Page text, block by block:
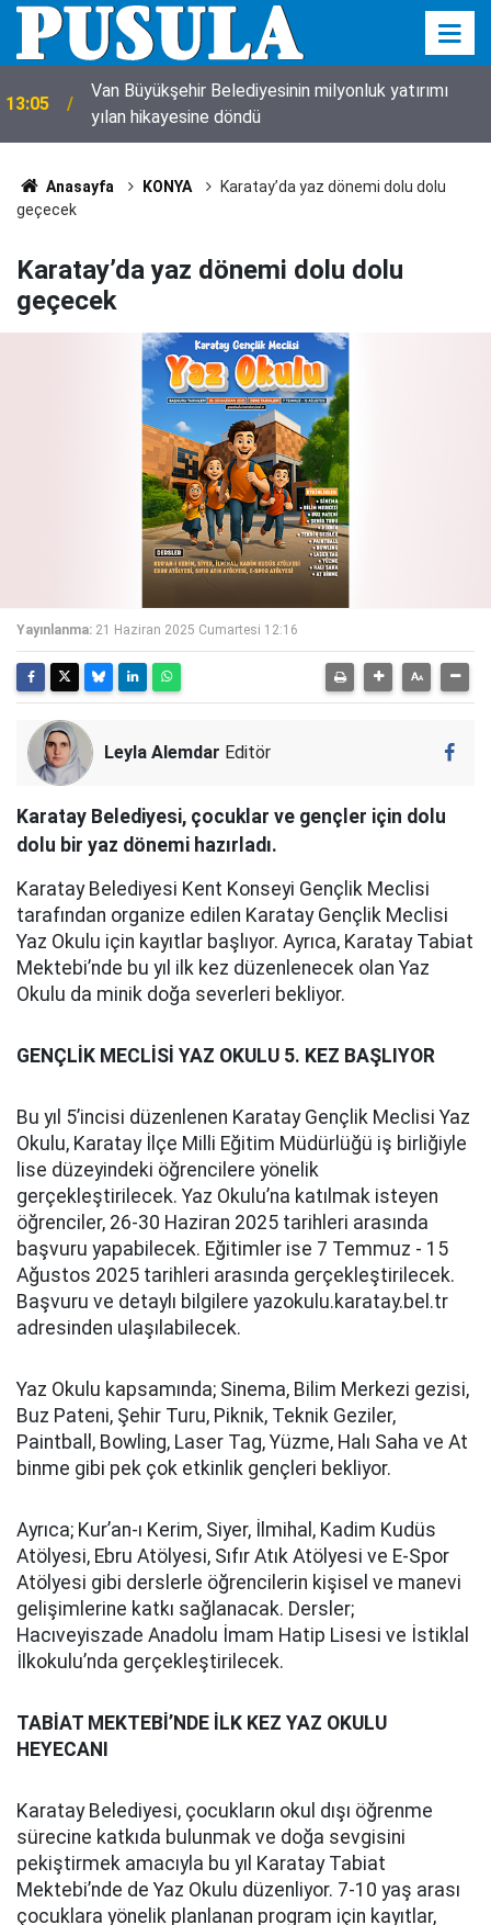
13:05
Van Büyükşehir Belediyesinin milyonluk yatırımı
yılan hikayesine döndü
Anasayfa KONYA
Karatay’da yaz dönemi dolu dolu
geçecek
Karatay’da yaz dönemi dolu dolu
geçecek
Yayınlanma: 21 Haziran 2025 Cumartesi 12:16
Leyla Alemdar Editör
Karatay Belediyesi, çocuklar ve gençler için dolu
dolu bir yaz dönemi hazırladı.
Karatay Belediyesi Kent Konseyi Gençlik Meclisi
tarafından organize edilen Karatay Gençlik Meclisi
Yaz Okulu için kayıtlar başlıyor. Ayrıca, Karatay Tabiat
Mektebi’nde bu yıl ilk kez düzenlenecek olan Yaz
Okulu da minik doğa severleri bekliyor.
GENÇLİK MECLİSİ YAZ OKULU 5. KEZ BAŞLIYOR
Bu yıl 5’incisi düzenlenen Karatay Gençlik Meclisi Yaz
Okulu, Karatay İlçe Milli Eğitim Müdürlüğü iş birliğiyle
lise düzeyindeki öğrencilere yönelik
gerçekleştirilecek. Yaz Okulu’na katılmak isteyen
öğrenciler, 26-30 Haziran 2025 tarihleri arasında
başvuru yapabilecek. Eğitimler ise 7 Temmuz - 15
Ağustos 2025 tarihleri arasında gerçekleştirilecek.
Başvuru ve detaylı bilgilere yazokulu.karatay.bel.tr
adresinden ulaşılabilecek.
Yaz Okulu kapsamında; Sinema, Bilim Merkezi gezisi,
Buz Pateni, Şehir Turu, Piknik, Teknik Geziler,
Paintball, Bowling, Laser Tag, Yüzme, Halı Saha ve At
binme gibi pek çok etkinlik gençleri bekliyor.
Ayrıca; Kur’an-ı Kerim, Siyer, İlmihal, Kadim Kudüs
Atölyesi, Ebru Atölyesi, Sıfır Atık Atölyesi ve E-Spor
Atölyesi gibi derslerle öğrencilerin kişisel ve manevi
gelişimlerine katkı sağlanacak. Dersler;
Hacıveyiszade Anadolu İmam Hatip Lisesi ve İstiklal
İlkokulu’nda gerçekleştirilecek.
TABİAT MEKTEBİ’NDE İLK KEZ YAZ OKULU
HEYECANI
Karatay Belediyesi, çocukların okul dışı öğrenme
sürecine katkıda bulunmak ve doğa sevgisini
pekiştirmek amacıyla bu yıl Karatay Tabiat
Mektebi’nde de Yaz Okulu düzenliyor. 7-10 yaş arası
çocuklara yönelik planlanan program için kayıtlar,